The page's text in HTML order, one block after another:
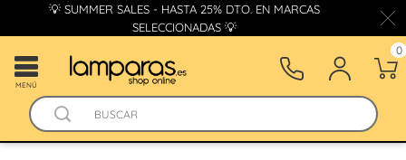
💡 SUMMER SALES - HASTA 25% DTO. EN MARCAS
SELECCIONADAS 💡
MENÚ
0